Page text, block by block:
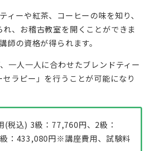
ィーや紅茶、コーヒーの味を知り、
、お稽古教室を開くことができま
師の資格が得られます。
一人一人に合わせたブレンドティー
ラピー」を行うことが可能になり
(税込) 3級：77,760円、2級：
：433,080円※講座費用、試験料